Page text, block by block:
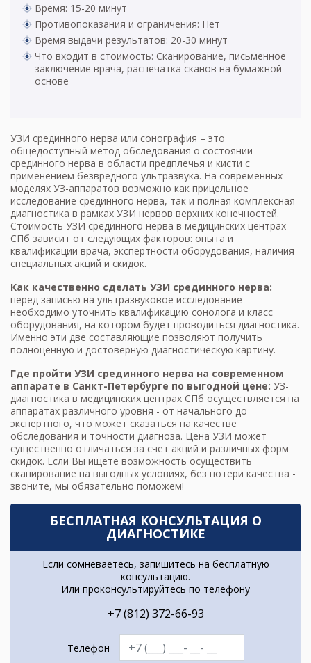
Время: 15-20 минут
Противопоказания и ограничения: Нет
Время выдачи результатов: 20-30 минут
Что входит в стоимость: Сканирование, письменное
заключение врача, распечатка сканов на бумажной
основе
УЗИ срединного нерва или сонография – это
общедоступный метод обследования о состоянии
срединного нерва в области предплечья и кисти с
применением безвредного ультразвука. На современных
моделях УЗ-аппаратов возможно как прицельное
исследование срединного нерва, так и полная комплексная
диагностика в рамках УЗИ нервов верхних конечностей.
Стоимость УЗИ срединного нерва в медицинских центрах
СПб зависит от следующих факторов: опыта и
квалификации врача, экспертности оборудования, наличия
специальных акций и скидок.
Как качественно сделать УЗИ срединного нерва:
перед записью на ультразвуковое исследование
необходимо уточнить квалификацию сонолога и класс
оборудования, на котором будет проводиться диагностика.
Именно эти две составляющие позволяют получить
полноценную и достоверную диагностическую картину.
Где пройти УЗИ срединного нерва​​​​​​ на современном
аппарате в Санкт-Петербурге по выгодной цене: УЗ-
диагностика в медицинских центрах СПб осуществляется на
аппаратах различного уровня - от начального до
экспертного, что может сказаться на качестве
обследования и точности диагноза. Цена УЗИ может
существенно отличаться за счет акций и различных форм
скидок. Если Вы ищете возможность осуществить
сканирование на выгодных условиях, без потери качества -
звоните, мы обязательно поможем!
БЕСПЛАТНАЯ КОНСУЛЬТАЦИЯ О
ДИАГНОСТИКЕ
Если сомневаетесь, запишитесь на бесплатную
консультацию.
Или проконсультируйтесь по телефону
+7 (812) 372-66-93
Телефон